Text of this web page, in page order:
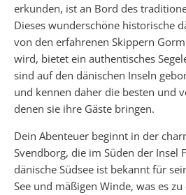
erkunden, ist an Bord des
Dieses wunderschöne historische
von den erfahrenen Skippern
wird, bietet ein authentisches
sind auf den dänischen Inseln
und kennen daher die besten und
denen sie ihre Gäste bringen.
Dein Abenteuer beginnt in der
Svendborg, die im Süden der Insel
dänische Südsee ist bekannt für
See und mäßigen Winde, was es